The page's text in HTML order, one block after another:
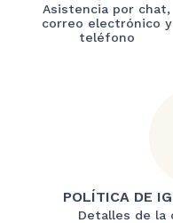
Asistencia por chat,
correo electrónico y
teléfono
POLÍTICA DE
Detalles de la